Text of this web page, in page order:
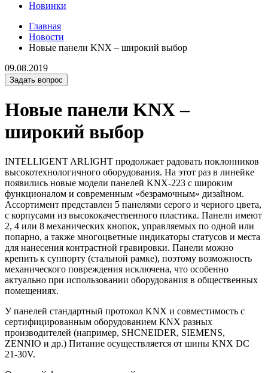
Новинки
Главная
Новости
Новые панели KNX – широкий выбор
09.08.2019
Задать вопрос
Новые панели KNX –
широкий выбор
INTELLIGENT ARLIGHT продолжает радовать поклонников
высокотехнологичного оборудования. На этот раз в линейке
появились новые модели панелей KNX-223 с широким
функционалом и современным «безрамочным» дизайном.
Ассортимент представлен 5 панелями серого и черного цвета,
с корпусами из высококачественного пластика. Панели имеют
2, 4 или 8 механических кнопок, управляемых по одной или
попарно, а также многоцветные индикаторы статусов и места
для нанесения контрастной гравировки. Панели можно
крепить к суппорту (стальной рамке), поэтому возможность
механического повреждения исключена, что особенно
актуально при использовании оборудования в общественных
помещениях.
У панелей стандартный протокол KNX и совместимость с
сертифицированным оборудованием KNX разных
производителей (например, SHCNEIDER, SIEMENS,
ZENNIO и др.) Питание осуществляется от шины KNX DC
21-30V.